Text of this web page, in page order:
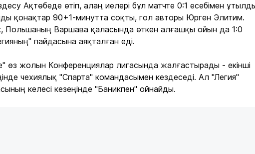
Ақтөбеде өтіп, алаң иелері бұл матчте 0:1 есебімен
қонақтар 90+1-минутта соқты, гол авторы Юрген Элитим.
Польшаның Варшава қаласында өткен алғашқы ойын да 1:0
пайдасына аяқталған еді.
өз жолын Конференциялар лигасында жалғастырады - екінші
чехиялық "Спарта" командасымен кездеседі. Ал "Легия"
келесі кезеңінде "Баникпен" ойнайды.